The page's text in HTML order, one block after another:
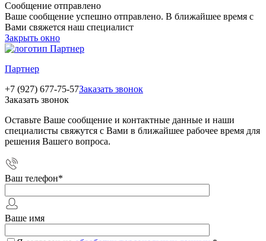
Сообщение отправлено
Ваше сообщение успешно отправлено. В ближайшее время с
Вами свяжется наш специалист
Закрыть окно
Партнер
+7 (927) 677-75-57Заказать звонок
Заказать звонок
Оставьте Ваше сообщение и контактные данные и наши
специалисты свяжутся с Вами в ближайшее рабочее время для
решения Вашего вопроса.
Ваш телефон*
Ваше имя